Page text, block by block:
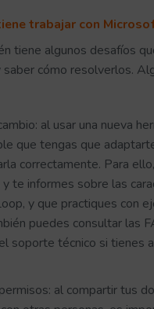
trabajar con
tiene algunos desafíos
saber cómo resolverlos.
al usar una nueva
que tengas que
correctamente. Para
te informes sobre las
y que practiques con
puedes consultar las
soporte técnico si tienes
al compartir tus